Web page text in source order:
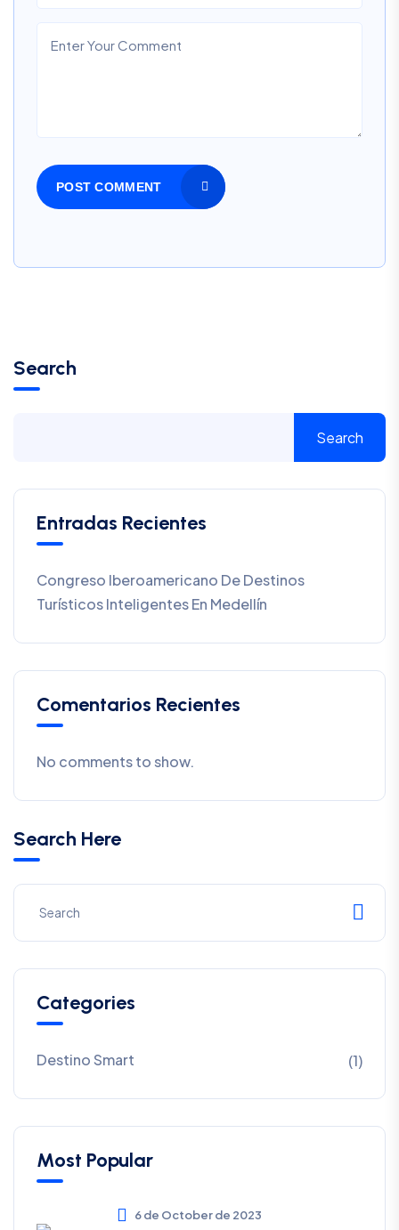
POST COMMENT
Search
Search
Entradas Recientes
Congreso Iberoamericano De Destinos
Turísticos Inteligentes En Medellín
Comentarios Recientes
No comments to show.
Search Here
Categories
Destino Smart (1)
Most Popular
6 de October de 2023